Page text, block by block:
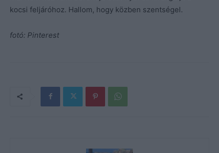
kocsi feljáróhoz. Hallom, hogy közben szentségel.
fotó: Pinterest